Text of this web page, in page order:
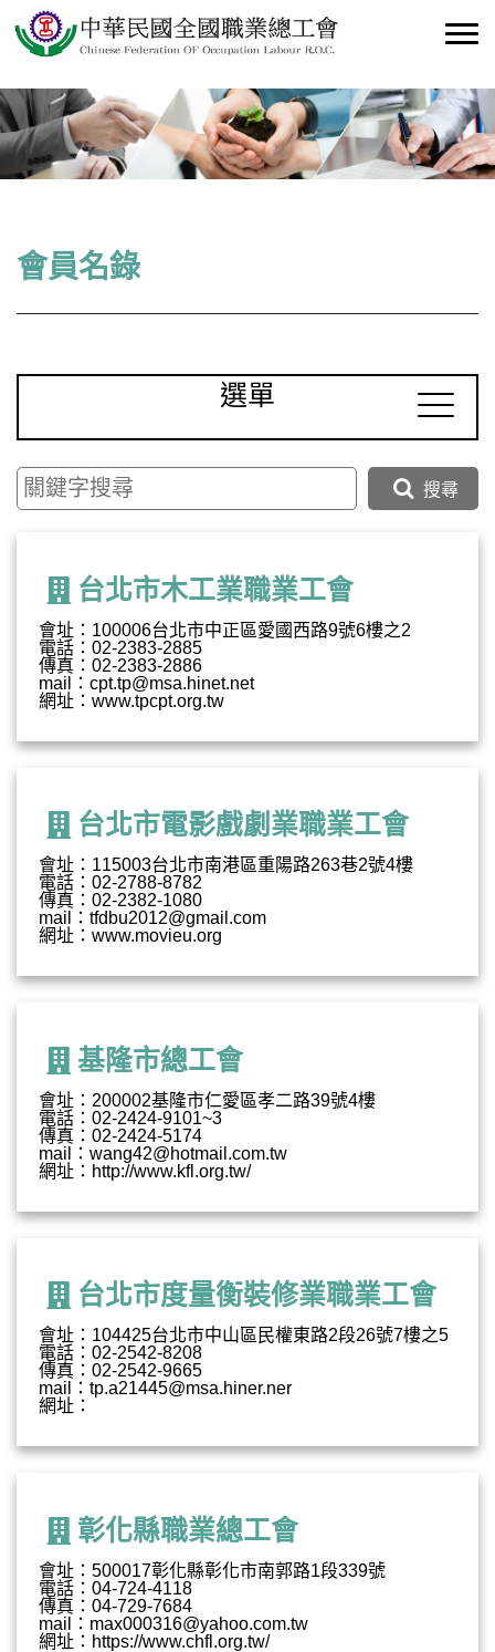
會員名錄
選單
搜尋
台北市木工業職業工會
會址：100006台北市中正區愛國西路9號6樓之2
電話：02-2383-2885
傳真：02-2383-2886
mail：cpt.tp@msa.hinet.net
網址：www.tpcpt.org.tw
台北市電影戲劇業職業工會
會址：115003台北市南港區重陽路263巷2號4樓
電話：02-2788-8782
傳真：02-2382-1080
mail：tfdbu2012@gmail.com
網址：www.movieu.org
基隆市總工會
會址：200002基隆市仁愛區孝二路39號4樓
電話：02-2424-9101~3
傳真：02-2424-5174
mail：wang42@hotmail.com.tw
網址：http://www.kfl.org.tw/
台北市度量衡裝修業職業工會
會址：104425台北市中山區民權東路2段26號7樓之5
電話：02-2542-8208
傳真：02-2542-9665
mail：tp.a21445@msa.hiner.ner
網址：
彰化縣職業總工會
會址：500017彰化縣彰化市南郭路1段339號
電話：04-724-4118
傳真：04-729-7684
mail：max000316@yahoo.com.tw
網址：https://www.chfl.org.tw/